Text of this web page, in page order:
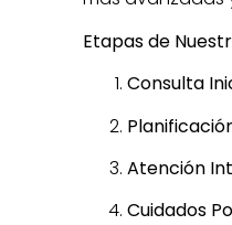
Etapas de
Consulta
Atención
Cuidados